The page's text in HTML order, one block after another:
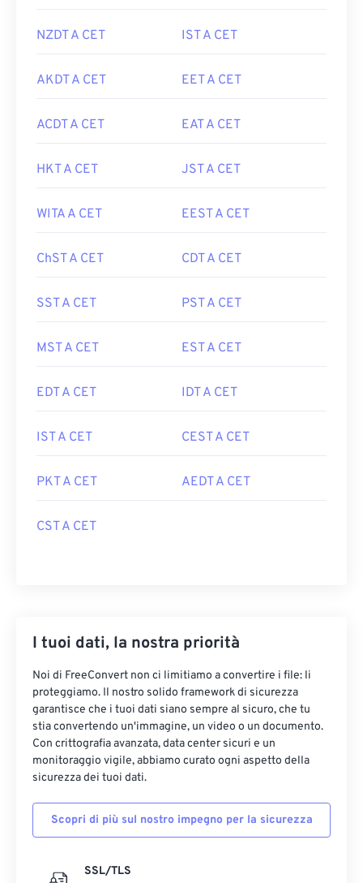
NZDT A CET IST A CET
AKDT A CET EET A CET
ACDT A CET EAT A CET
HKT A CET JST A CET
WITA A CET EEST A CET
ChST A CET CDT A CET
SST A CET PST A CET
MST A CET EST A CET
EDT A CET IDT A CET
IST A CET CEST A CET
PKT A CET AEDT A CET
CST A CET
I tuoi dati, la nostra priorità
Noi di FreeConvert non ci limitiamo a convertire i file: li
proteggiamo. Il nostro solido framework di sicurezza
garantisce che i tuoi dati siano sempre al sicuro, che tu
stia convertendo un'immagine, un video o un documento.
Con crittografia avanzata, data center sicuri e un
monitoraggio vigile, abbiamo curato ogni aspetto della
sicurezza dei tuoi dati.
Scopri di più sul nostro impegno per la sicurezza
SSL/TLS